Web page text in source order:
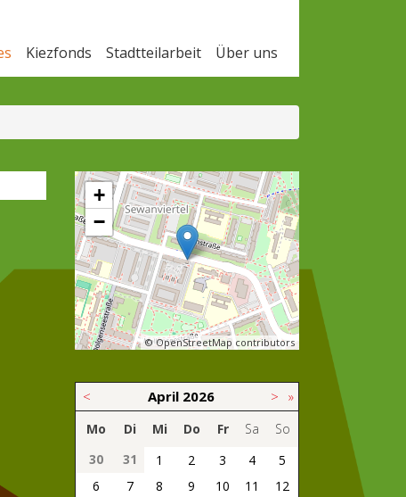
Kiezfonds Stadtteilarbeit Über uns
+
−
© OpenStreetMap contributors
< April 2026 > »
Mo Di Mi Do Fr Sa
So
30
31 1 2 3 4
5
6
7 8 9 10 11
12